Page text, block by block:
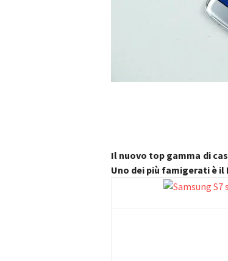
Il nuovo top gamma di
Uno dei più famigerati è